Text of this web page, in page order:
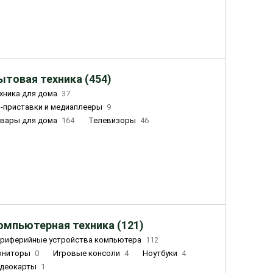
техника (454)
для дома 37
приставки и медиаплееры
9
для дома 164 Телевизоры 46
техника (121)
устройства компьютера 112
0 Игровые консоли 4 Ноутбуки 4
1